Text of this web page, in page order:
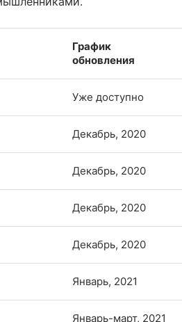
График
обновления
Уже доступно
Декабрь, 2020
Декабрь, 2020
Декабрь, 2020
Декабрь, 2020
Январь, 2021
Январь-март, 2021